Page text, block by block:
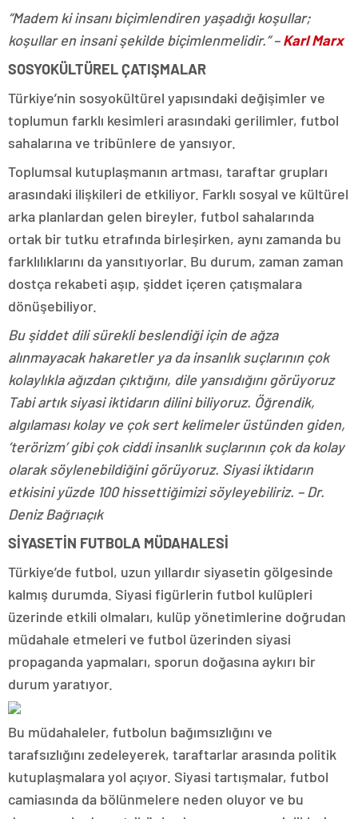
“Madem ki insanı biçimlendiren yaşadığı koşullar;
koşullar en insani şekilde biçimlenmelidir.” –Karl Marx
SOSYOKÜLTÜREL ÇATIŞMALAR
Türkiye’nin sosyokültürel yapısındaki değişimler ve
toplumun farklı kesimleri arasındaki gerilimler, futbol
sahalarına ve tribünlere de yansıyor.
Toplumsal kutuplaşmanın artması, taraftar grupları
arasındaki ilişkileri de etkiliyor. Farklı sosyal ve kültürel
arka planlardan gelen bireyler, futbol sahalarında
ortak bir tutku etrafında birleşirken, aynı zamanda bu
farklılıklarını da yansıtıyorlar. Bu durum, zaman zaman
dostça rekabeti aşıp, şiddet içeren çatışmalara
dönüşebiliyor.
Bu şiddet dili sürekli beslendiği için de ağza
alınmayacak hakaretler ya da insanlık suçlarının çok
kolaylıkla ağızdan çıktığını, dile yansıdığını görüyoruz
Tabi artık siyasi iktidarın dilini biliyoruz. Öğrendik,
algılaması kolay ve çok sert kelimeler üstünden giden,
‘terörizm’ gibi çok ciddi insanlık suçlarının çok da kolay
olarak söylenebildiğini görüyoruz. Siyasi iktidarın
etkisini yüzde 100 hissettiğimizi söyleyebiliriz. – Dr.
Deniz Bağrıaçık
SİYASETİN FUTBOLA MÜDAHALESİ
Türkiye’de futbol, uzun yıllardır siyasetin gölgesinde
kalmış durumda. Siyasi figürlerin futbol kulüpleri
üzerinde etkili olmaları, kulüp yönetimlerine doğrudan
müdahale etmeleri ve futbol üzerinden siyasi
propaganda yapmaları, sporun doğasına aykırı bir
durum yaratıyor.
Bu müdahaleler, futbolun bağımsızlığını ve
tarafsızlığını zedeleyerek, taraftarlar arasında politik
kutuplaşmalara yol açıyor. Siyasi tartışmalar, futbol
camiasında da bölünmelere neden oluyor ve bu